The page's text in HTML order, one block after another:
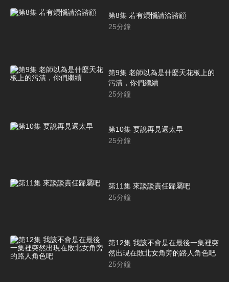
第8集 若有煩惱請洽諮顧
25分鐘
第9集 老師以為是什麼天花板上的
污漬，你們繼續
25分鐘
第10集 要說再見還太早
25分鐘
第11集 來談談責任歸屬吧
25分鐘
第12集 我該不會是在最後一集裡突
然出現在敗北女角旁的路人角色吧
25分鐘